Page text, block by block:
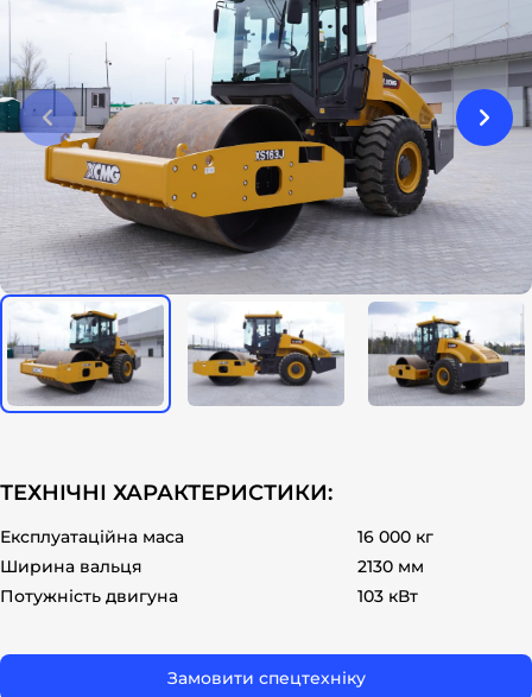
ТЕХНІЧНІ ХАРАКТЕРИСТИКИ:
Експлуатаційна маса
16 000 кг
Ширина вальця
2130 мм
Потужність двигуна
103 кВт
Замовити спецтехніку